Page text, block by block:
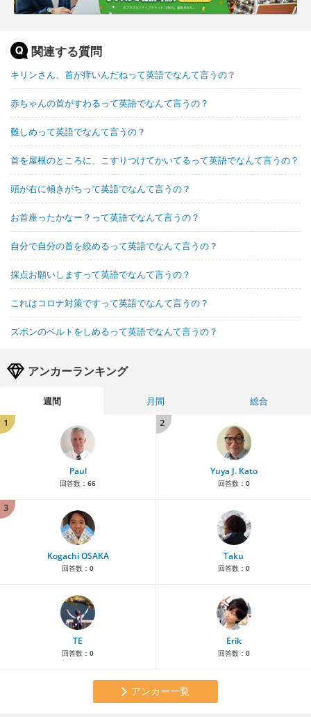
関連する質問
キリンさん、首が痒いんだねって英語でなんて言うの？
赤ちゃんの首がすわるって英語でなんて言うの？
難しめって英語でなんて言うの？
首を屋根のところに、こすりつけてかいてるって英語でなんて言うの？
頭が右に傾きがちって英語でなんて言うの？
お首座ったかなー？って英語でなんて言うの？
自分で自分の首を絞めるって英語でなんて言うの？
採点お願いしますって英語でなんて言うの？
これはコロナ対策ですって英語でなんて言うの？
ズボンのベルトをしめるって英語でなんて言うの？
アンカーランキング
週間 月間
総合
1
Paul
回答数： 66
2
Yuya J. Kato
回答数： 0
3
Kogachi OSAKA
回答数： 0
Taku
回答数： 0
TE
回答数： 0
Erik
回答数： 0
アンカー一覧